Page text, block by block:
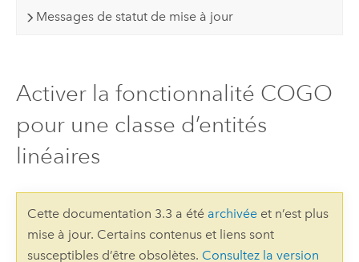
Messages de statut de mise à jour
Activer la fonctionnalité COGO
pour une classe d’entités
linéaires
Cette documentation 3.3 a été archivéeet n’est plus
mise à jour. Certains contenus et liens sont
susceptibles d’être obsolètes. Consultez la version